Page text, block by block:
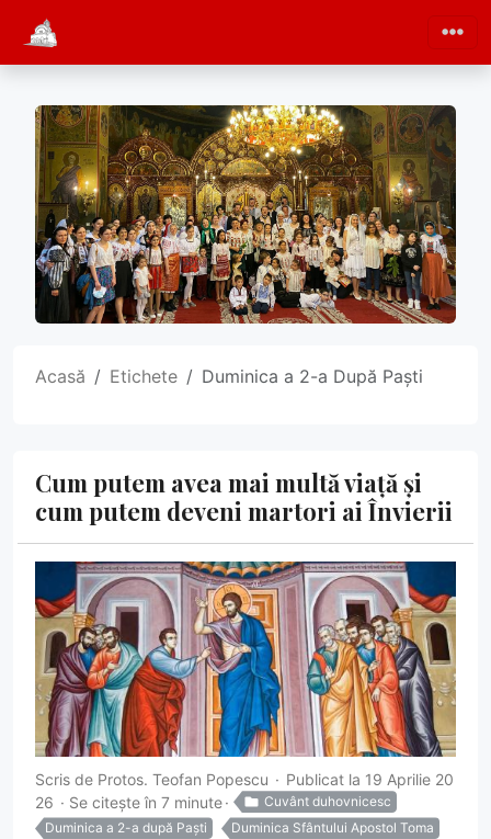
Acasă Etichete Duminica a 2-a După Paști
Cum putem avea mai multă viață și
cum putem deveni martori ai Învierii
Scris de Protos. Teofan Popescu
Publicat la 19 Aprilie 20
26
Se citește în 7 minute
Cuvânt duhovnicesc
Duminica a 2-a după Paști
Duminica Sfântului Apostol Toma